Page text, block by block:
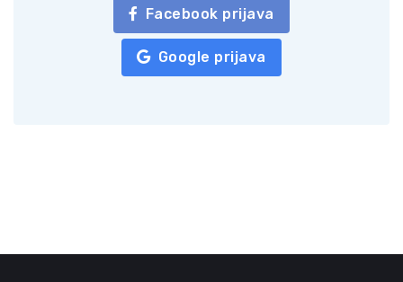
Facebook prijava
Google prijava